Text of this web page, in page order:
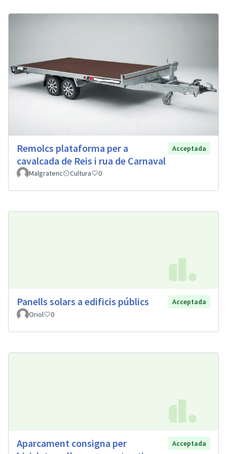
Remolcs plataforma per a
cavalcada de Reis i rua de Carnaval
Acceptada
Malgratenc Cultura 0
Panells solars a edificis públics
Acceptada
Oriol
0
Aparcament consigna per
Acceptada